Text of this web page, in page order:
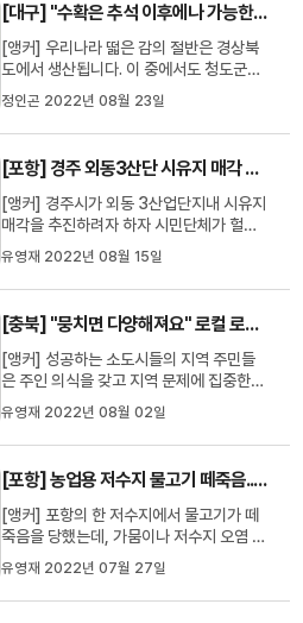
돕니다. [리포트]그동안 상대적으로 낮은
임금을 주거 지원 등 사회...
[대구] "수확은 추석 이후에나 가능한데 수확량도 줄 듯"
[앵커] 우리나라 떫은 감의 절반은 경상북
도에서 생산됩니다. 이 중에서도 청도군은
씨가 없는 감, 이른바 청도반시로 유명하
죠, 그런데 올해 추석에는 이 청도반시를
찾아보기가 참 어려울 것 같습니다. 추석이
이란 얘기가 나옵니다. 보도에 서성원 기자
입니다. [리포트] 6만 6...
정인곤 2022년 08월 23일
[포항] 경주 외동3산단 시유지 매각 반발
[앵커] 경주시가 외동 3산업단지내 시유지
매각을 추진하려자 하자 시민단체가 헐값
매각이라며 크게 반발하고 나섰습니다. 의
회가 두번이나 시유지 매각을 부결했는데
경주시가 다시 추진할 계획이어서 의회 심
다. 임재국 기자가 보도합니다. [리포트]경
주시 외동읍 냉천리 외동 3...
유영재 2022년 08월 15일
[충북] "뭉치면 다양해져요" 로컬 로스터리의 도전
[앵커] 성공하는 소도시들의 지역 주민들
은 주인 의식을 갖고 지역 문제에 집중한다
고 하죠? 이런 고민을 하는 로컬 로스터리
카페들이 뭉쳐서 다양한 문화 콘텐츠를 만
들어 가고 있습니다. 지역엔 어떤 자산이 될
10년 가까이 커피 원두를 직접 볶는 로스
터리점을 운영하는 충주...
유영재 2022년 08월 02일
[포항] 농업용 저수지 물고기 떼죽음..한 해 농사 걱정
[앵커] 포항의 한 저수지에서 물고기가 떼
죽음을 당했는데, 가뭄이나 저수지 오염 가
능성이 제기되고 있습니다. 저수지 물을 농
사용으로 사용하는 인근 농민들은 정확한
원인을 몰라 답답한 심정입니다. 배현정 기
유영재 2022년 07월 27일